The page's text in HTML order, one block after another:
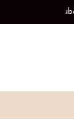
Paskubėkite